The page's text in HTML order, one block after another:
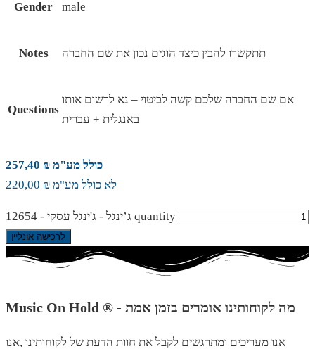
Gender male
Notes תתקשרו להבין כיצד הוגים נכון את שם החברה
Questions
אם שם החברה שלכם קשה לביטוי – נא לרשום אותו
באנגלית + עברית
כולל מע"מ ₪ 257,40
לא כולל מע"מ ₪ 220,00
ג’ינגל - ג'ינגל עסקי - 12654 quantity
לרכישה אונליין
Music On Hold ® - מה לקוחותינו אומרים בזמן אמת
אנו מעריכים ומתרגשים לקבל את חוות הדעת של לקוחותינו ,אנו